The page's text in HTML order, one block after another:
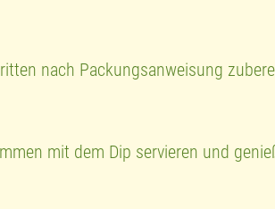
nach Packungsanweisung
mit dem Dip servieren und